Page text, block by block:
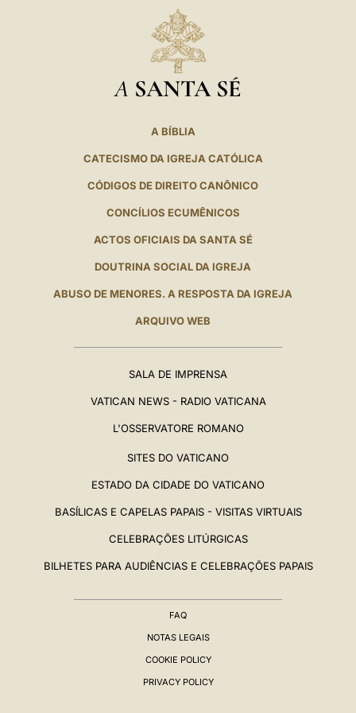
A SANTA SÉ
A BÍBLIA
CATECISMO DA IGREJA CATÓLICA
CÓDIGOS DE DIREITO CANÔNICO
CONCÍLIOS ECUMÊNICOS
ACTOS OFICIAIS DA SANTA SÉ
DOUTRINA SOCIAL DA IGREJA
ABUSO DE MENORES. A RESPOSTA DA IGREJA
ARQUIVO WEB
SALA DE IMPRENSA
VATICAN NEWS - RADIO VATICANA
L'OSSERVATORE ROMANO
SITES DO VATICANO
ESTADO DA CIDADE DO VATICANO
BASÍLICAS E CAPELAS PAPAIS - VISITAS VIRTUAIS
CELEBRAÇÕES LITÚRGICAS
BILHETES PARA AUDIÊNCIAS E CELEBRAÇÕES PAPAIS
FAQ
NOTAS LEGAIS
COOKIE POLICY
PRIVACY POLICY